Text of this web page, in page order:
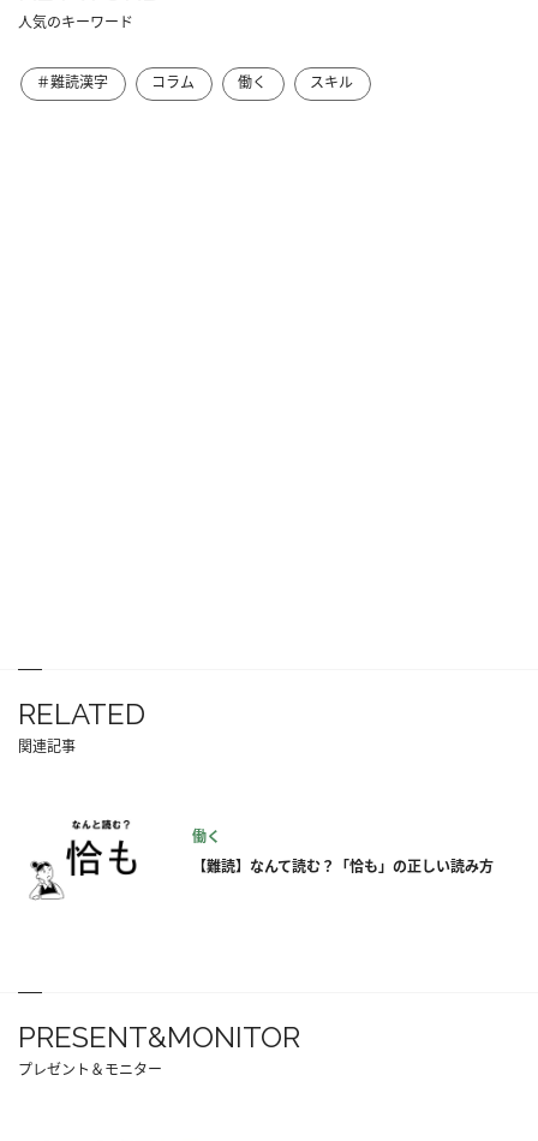
人気のキーワード
＃難読漢字 コラム 働く スキル
RELATED
関連記事
働く
【難読】なんて読む？「恰も」の正しい読み方
PRESENT&MONITOR
プレゼント＆モニター